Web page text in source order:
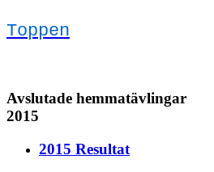
Toppen
Avslutade hemmatävlingar
2015
2015 Resultat